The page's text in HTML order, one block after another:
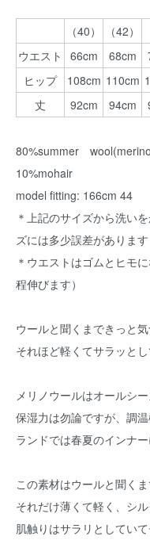
（40） （42）
ウエスト
66cm 68cm
ヒップ
108cm 110cm
丈
92cm 94cm
80%summer
10%mohair
model fitting: 166cm 44
＊上記のサイズから洗い
ズには多少誤差があります
＊ウエストはゴムとヒモ
程伸びます）
ウールと聞くまできっと
それほど軽くてサラッと
メリノウールはオールシ
保湿力は勿論ですが、調
ランドでは春夏のインナ
この素材はウールと聞く
それだけ薄くて軽く、シ
肌触りはサラリとしてい